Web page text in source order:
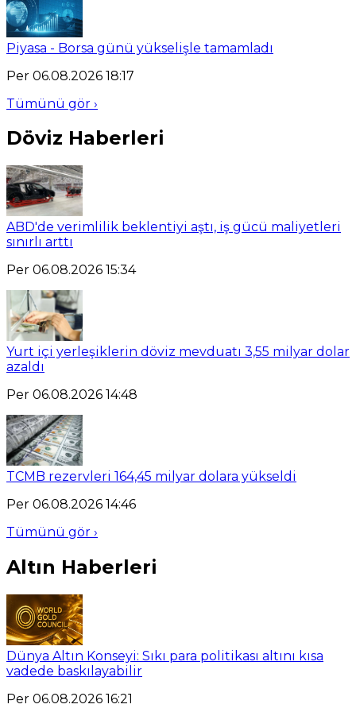
Piyasa - Borsa günü yükselişle tamamladı
Per 06.08.2026 18:17
Tümünü gör ›
Döviz Haberleri
ABD'de verimlilik beklentiyi aştı, iş gücü maliyetleri
sınırlı arttı
Per 06.08.2026 15:34
Yurt içi yerleşiklerin döviz mevduatı 3,55 milyar dolar
azaldı
Per 06.08.2026 14:48
TCMB rezervleri 164,45 milyar dolara yükseldi
Per 06.08.2026 14:46
Tümünü gör ›
Altın Haberleri
Dünya Altın Konseyi: Sıkı para politikası altını kısa
vadede baskılayabilir
Per 06.08.2026 16:21